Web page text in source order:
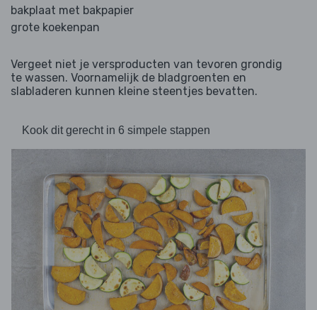
bakplaat met bakpapier
grote koekenpan
Vergeet niet je versproducten van tevoren grondig
te wassen. Voornamelijk de bladgroenten en
slabladeren kunnen kleine steentjes bevatten.
Kook dit gerecht in 6 simpele stappen